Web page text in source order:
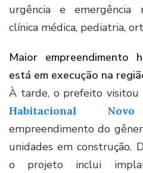
urgência e emergência
clínica médica, pediatria,
Maior empreendimento
está em execução na
À tarde, o prefeito visitou
Habitacional
empreendimento do
unidades em construção.
o projeto inclui